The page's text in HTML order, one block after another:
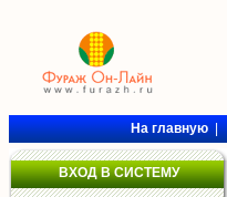
На главную|
ВХОД В СИСТЕМУ